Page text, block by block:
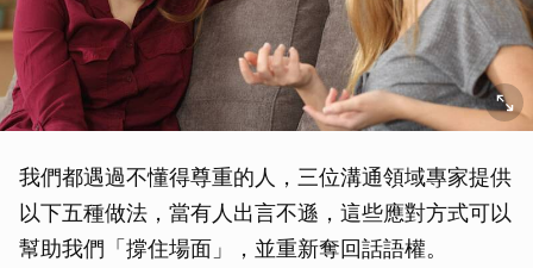
我們都遇過不懂得尊重的人，三位溝通領域專家提供
以下五種做法，當有人出言不遜，這些應對方式可以
幫助我們「撐住場面」，並重新奪回話語權。